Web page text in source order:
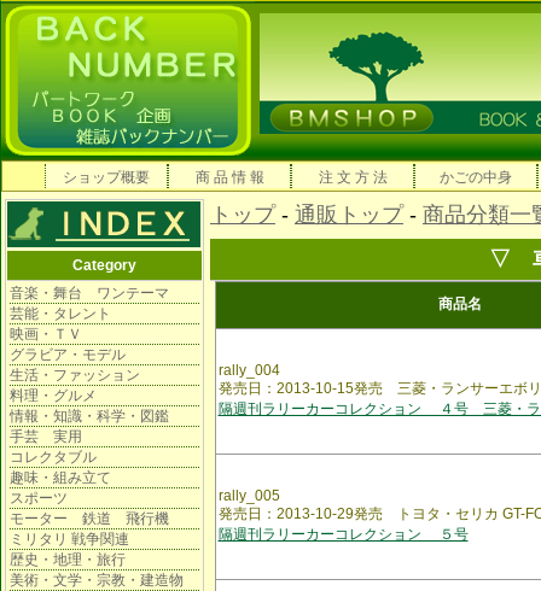
ショップ概要 商 品 情 報 注 文 方 法 かごの中身
Category
音楽・舞台 ワンテーマ
芸能・タレント
映画・ＴＶ
グラビア・モデル
生活・ファッション
料理・グルメ
情報・知識・科学・図鑑
手芸 実用
コレクタブル
趣味・組み立て
スポーツ
モーター 鉄道 飛行機
ミリタリ 戦争関連
歴史・地理・旅行
美術・文学・宗教・建造物
トップ- 通販トップ- 商品分類一
▽
商品名
rally_004
発売日：2013-10-15発売 三菱・ランサーエボ
隔週刊ラリーカーコレクション ４号 三菱・
rally_005
発売日：2013-10-29発売 トヨタ・セリカ GT-
隔週刊ラリーカーコレクション ５号